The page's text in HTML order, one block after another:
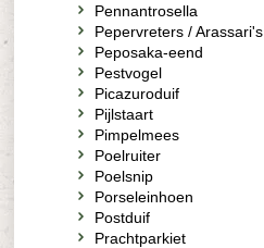
Pennantrosella
Pepervreters / Arassari's
Peposaka-eend
Pestvogel
Picazuroduif
Pijlstaart
Pimpelmees
Poelruiter
Poelsnip
Porseleinhoen
Postduif
Prachtparkiet